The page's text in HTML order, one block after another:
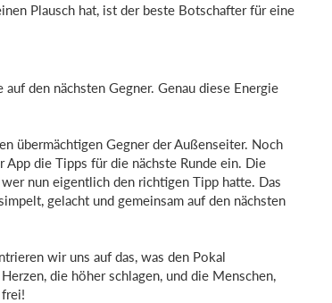
Plausch hat, ist der beste Botschafter für eine
den nächsten Gegner. Genau diese Energie
übermächtigen Gegner der Außenseiter. Noch
die Tipps für die nächste Runde ein. Die
nun eigentlich den richtigen Tipp hatte. Das
gelacht und gemeinsam auf den nächsten
wir uns auf das, was den Pokal
die höher schlagen, und die Menschen,